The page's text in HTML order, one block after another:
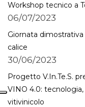
Workshop tecnico a
06/07/2023
Giornata
calice
30/06/2023
Progetto V.In.Te.S.
VINO 4.0:
vitivinicolo